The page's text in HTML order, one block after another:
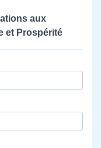
aux
et Prospérité